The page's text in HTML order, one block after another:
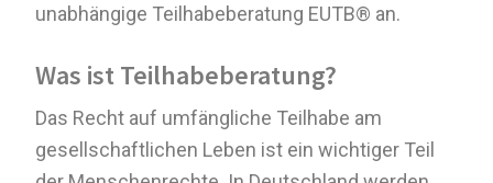
unabhängige Teilhabeberatung EUTB® an.
Was ist Teilhabeberatung?
Das Recht auf umfängliche Teilhabe am
gesellschaftlichen Leben ist ein wichtiger Teil